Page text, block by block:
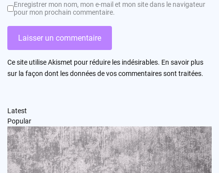
Enregistrer mon nom, mon e-mail et mon site dans le navigateur
pour mon prochain commentaire.
Ce site utilise Akismet pour réduire les indésirables. En savoir plus
sur la façon dont les données de vos commentaires sont traitées.
Latest
Popular